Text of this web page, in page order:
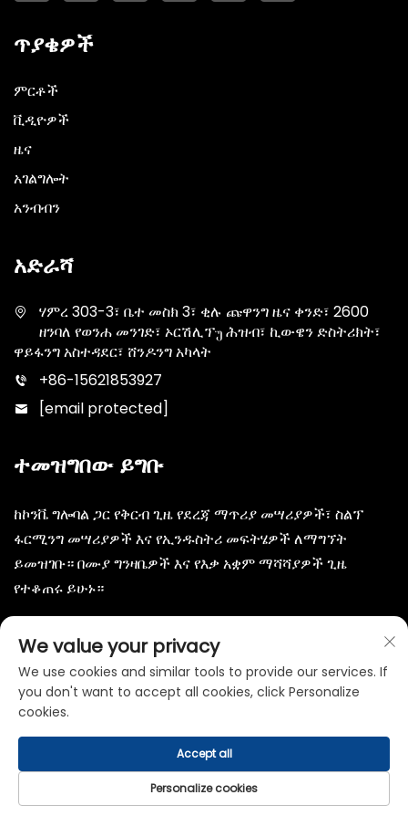
ጥያቄዎች
ምርቶች
ቪዲዮዎች
ዜና
አገልግሎት
አንብብን
አድራሻ
ሃምረ 303-3፣ ቤተ መስክ 3፣ ቂሉ ጩዋንግ ዜና ቀንድ፣ 2600
ዘንባለ የወንሐ መንገድ፣ ኦርሽሊፕუ ሕዝብ፣ ኪውዌን ድስትሪክት፣
ዋይፋንግ አስተዳደር፣ ሸንዶንግ አካላት
+86-15621853927
[email protected]
ተመዝግበው ይግቡ
ከኮንቬ ግሎባል ጋር የቅርብ ጊዜ የደረጃ ማጥሪያ መሣሪያዎች፣ ስልፕ
ፋርሚንግ መሣሪያዎች እና የኢንዱስትሪ መፍትሄዎች ለማግኘት
ይመዝገቡ። በሙያ ግንዛቤዎች እና የእቃ አቋም ማሻሻያዎች ጊዜ
የተቆጠሩ ይሁኑ።
የተጠቁመ ነገር © ወይፋንግ ታምህርት ቤተሰብ, ለimited. - የግል የሆነነት
መመሪያ
We value your privacy
We use cookies and similar tools to provide our services. If
you don't want to accept all cookies, click Personalize
cookies.
Personalize cookies
Accept all